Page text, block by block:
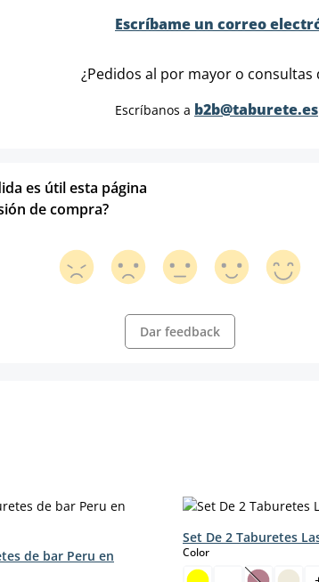
Escríbame un correo
¿Pedidos al por mayor o consultas
Escríbanos a b2b@taburete.es
es útil esta página
de compra?
Dar feedback
de bar Peru en
Set De 2 Taburetes
Colorselect